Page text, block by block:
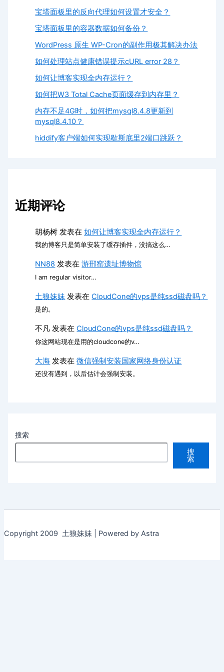
宝塔面板里的反向代理如何设置才安全？
宝塔面板里的容器数据如何备份？
WordPress 原生 WP-Cron的副作用极其解决办法
如何处理站点健康错误提示cURL error 28？
如何让博客实现全内存运行？
如何把W3 Total Cache页面缓存到内存里？
内存不足4G时，如何把mysql8.4.8更新到
mysql8.4.10？
hiddify客户端如何实现歇斯底里2端口跳跃？
近期评论
胡杨树 发表在如何让博客实现全内存运行？
我的博客只是简单安装了缓存插件，没搞这么…
NN88 发表在游邢窑遗址博物馆
I am regular visitor…
土狼妹妹 发表在CloudCone的vps是纯ssd磁盘吗？
是的。
不凡 发表在CloudCone的vps是纯ssd磁盘吗？
你这网站现在是用的cloudcone的v…
大海 发表在微信强制安装国家网络身份认证
还没有遇到，以后估计会强制安装。
搜索
搜
索
Copyright 2009 土狼妹妹 | Powered by Astra